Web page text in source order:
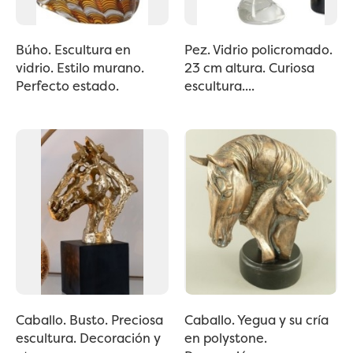
Búho. Escultura en
vidrio. Estilo murano.
Perfecto estado.
Pez. Vidrio policromado.
23 cm altura. Curiosa
escultura....
Caballo. Busto. Preciosa
escultura. Decoración y
Caballo. Yegua y su cría
en polystone.